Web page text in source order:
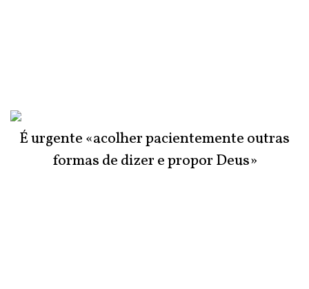
É urgente «acolher pacientemente outras
formas de dizer e propor Deus»